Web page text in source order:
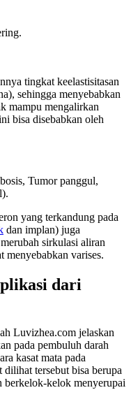
tingkat keelastisitasan
sehingga menyebabkan
mampu mengalirkan
bisa disebabkan oleh
Tumor panggul,
yang terkandung pada
dan implan) juga
sirkulasi aliran
menyebabkan varises.
dari
Luvizhea.com jelaskan
pada pembuluh darah
kasat mata pada
tersebut bisa berupa
berkelok-kelok menyerupai